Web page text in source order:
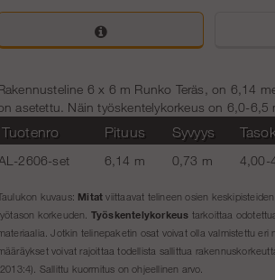
6 x 6 m Runko Teräs, on 6,14
asetettu. Näin työskentelykorkeus on 6,0-6,5
Tuotenro Pituus Syvyys
2606-set 6,14 m 0,73 m 4,00-
kuvaus: Mitat viittaavat telineen osien
korkeuden. Työskentelykorkeus tarkoittaa
Jotkin telinepaketin osat voivat olla valmistettu eri
voivat rajoittaa todellista sallittua
Sallittu kuormitus on ohjeellinen arvo.